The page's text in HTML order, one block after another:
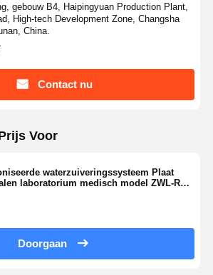
water systeem
het Ultrapurewater
systeem
voor waterzuivering
gebouw B4, Haipingyuan Production Plant,
High-tech Development Zone, Changsha
China.
Contact nu
Voor
waterzuiveringssysteem Plaat
laboratorium medisch model ZWL-R1-
Doorgaan